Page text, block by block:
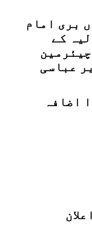
بری امام
کے
چیئرمین
عباسی
اضافہ